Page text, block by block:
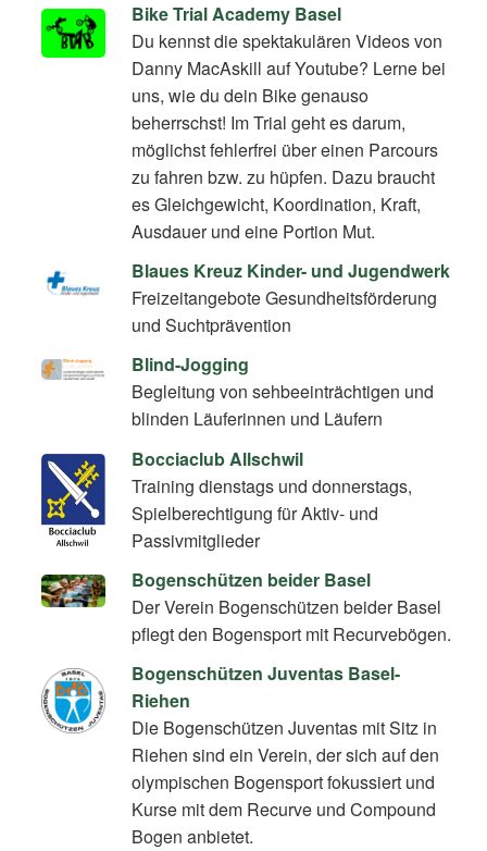
Bike Trial Academy Basel
Du kennst die spektakulären Videos von
Danny MacAskill auf Youtube? Lerne bei
uns, wie du dein Bike genauso
beherrschst! Im Trial geht es darum,
möglichst fehlerfrei über einen Parcours
zu fahren bzw. zu hüpfen. Dazu braucht
es Gleichgewicht, Koordination, Kraft,
Ausdauer und eine Portion Mut.
Blaues Kreuz Kinder- und Jugendwerk
Freizeitangebote Gesundheitsförderung
und Suchtprävention
Blind-Jogging
Begleitung von sehbeeinträchtigen und
blinden Läuferinnen und Läufern
Bocciaclub Allschwil
Training dienstags und donnerstags,
Spielberechtigung für Aktiv- und
Passivmitglieder
Bogenschützen beider Basel
Der Verein Bogenschützen beider Basel
pflegt den Bogensport mit Recurvebögen.
Bogenschützen Juventas Basel-
Riehen
Die Bogenschützen Juventas mit Sitz in
Riehen sind ein Verein, der sich auf den
olympischen Bogensport fokussiert und
Kurse mit dem Recurve und Compound
Bogen anbietet.